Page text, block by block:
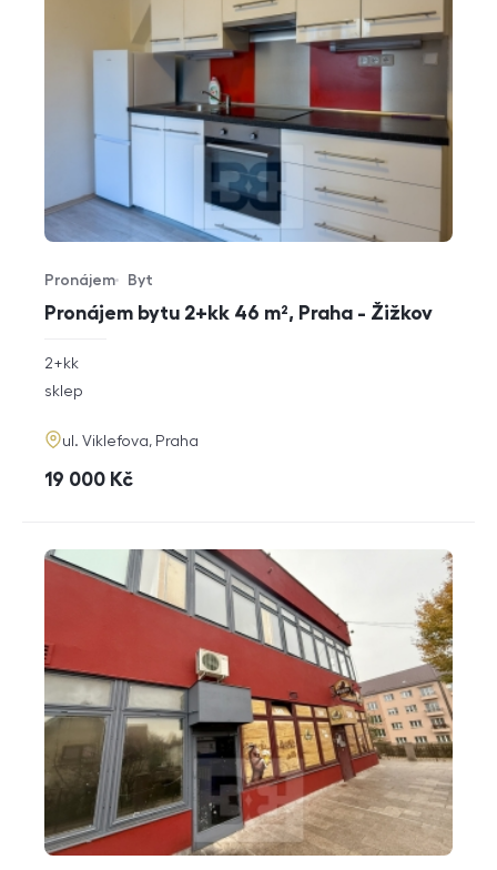
Pronájem bytu 2+kk 46 m², Praha - Žižkov
Typ nabídky
Pronájem
Typ nemovitosti
Byt
rozměry
2+kk
funkce
sklep
adresa
ul. Viklefova, Praha
cena
19 000 Kč